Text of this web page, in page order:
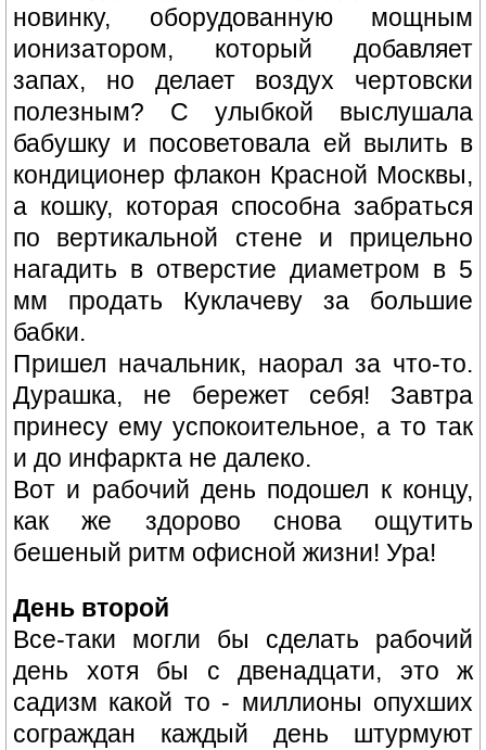
новинку, оборудованную мощным
ионизатором, который добавляет
запах, но делает воздух чертовски
полезным? С улыбкой выслушала
бабушку и посоветовала ей вылить в
кондиционер флакон Красной Москвы,
а кошку, которая способна забраться
по вертикальной стене и прицельно
нагадить в отверстие диаметром в 5
мм продать Куклачеву за большие
бабки.
Пришел начальник, наорал за что-то.
Дурашка, не бережет себя! Завтра
принесу ему успокоительное, а то так
и до инфаркта не далеко.
Вот и рабочий день подошел к концу,
как же здорово снова ощутить
бешеный ритм офисной жизни! Ура!
День второй
Все-таки могли бы сделать рабочий
день хотя бы с двенадцати, это ж
садизм какой то - миллионы опухших
сограждан каждый день штурмуют